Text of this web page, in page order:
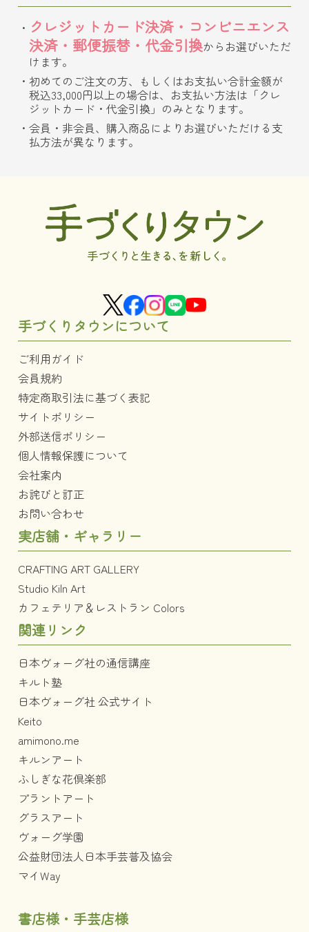
クレジットカード決済・コンビニエンス
決済・郵便振替・代金引換からお選びいただ
けます。
初めてのご注文の方、もしくはお支払い合計金額が
税込33,000円以上の場合は、お支払い方法は「クレ
ジットカード・代金引換」のみとなります。
会員・非会員、購入商品によりお選びいただける支
払方法が異なります。
手づくりタウンについて
ご利用ガイド
会員規約
特定商取引法に基づく表記
サイトポリシー
外部送信ポリシー
個人情報保護について
会社案内
お詫びと訂正
お問い合わせ
実店舗・ギャラリー
CRAFTING ART GALLERY
Studio Kiln Art
カフェテリア＆レストラン Colors
関連リンク
日本ヴォーグ社の通信講座
キルト塾
日本ヴォーグ社 公式サイト
Keito
amimono.me
キルンアート
ふしぎな花倶楽部
プラントアート
グラスアート
ヴォーグ学園
公益財団法人日本手芸普及協会
マイWay
書店様・手芸店様